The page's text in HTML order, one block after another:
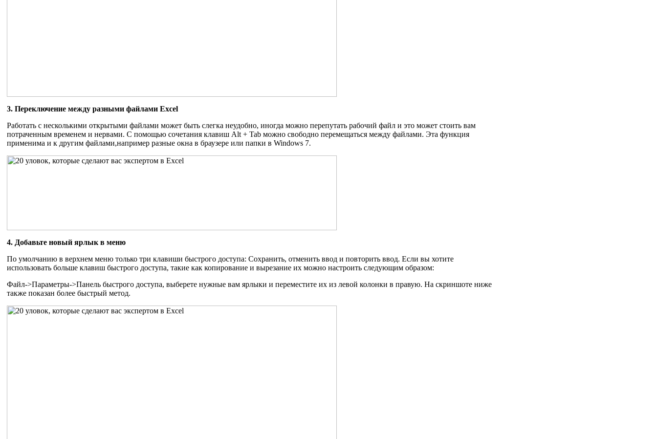
3. Переключение между разными файлами Excel
Работать с несколькими открытыми файлами может быть слегка неудобно, иногда можно перепутать рабочий файл и это может стоить вам
потраченным временем и нервами. С помощью сочетания клавиш Alt + Tab можно свободно перемещаться между файлами. Эта функция
применима и к другим файлами,например разные окна в браузере или папки в Windows 7.
4. Добавьте новый ярлык в меню
По умолчанию в верхнем меню только три клавиши быстрого доступа: Сохранить, отменить ввод и повторить ввод. Если вы хотите
использовать больше клавиш быстрого доступа, такие как копирование и вырезание их можно настроить следующим образом:
Файл->Параметры->Панель быстрого доступа, выберете нужные вам ярлыки и переместите их из левой колонки в правую. На скриншоте ниже
также показан более быстрый метод.